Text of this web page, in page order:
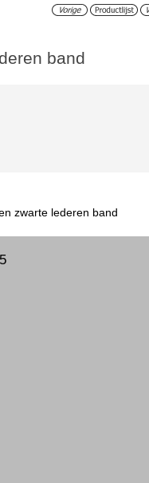
band
zwarte lederen band